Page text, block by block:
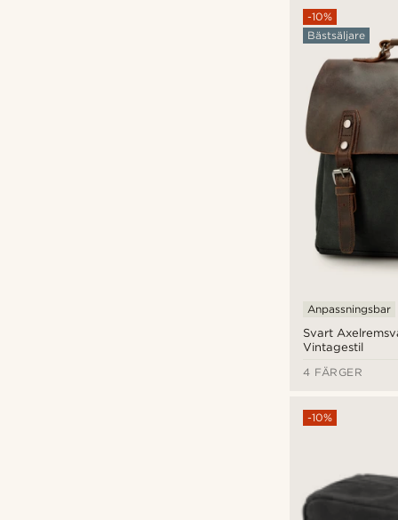
Svart
Vintagestil
-10%
Bästsäljare
Anpassningsbar
4 FÄRGER
-10%